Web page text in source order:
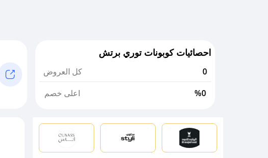
احصائيات كوبونات توري برتش
كل العروض
0
اعلى خصم
%0